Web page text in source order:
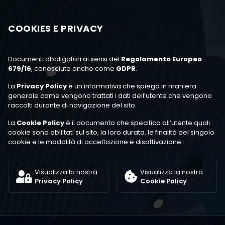
COOKIES E PRIVACY
Documenti obbligatori ai sensi del Regolamento Europeo
679/16, conosciuto anche come GDPR.
La Privacy Policyè un’informativa che spiega in maniera
generale come vengono trattati i dati dell’utente che vengono
raccolti durante di navigazione del sito.
La Cookie Policyè il documento che specifica all’utente quali
cookie sono abilitati sul sito, la loro durata, le finalità del singolo
cookie e le modalità di accettazione e disattivazione.
Visualizza la nostra
Privacy Policy
Visualizza la nostra
Cookie Policy